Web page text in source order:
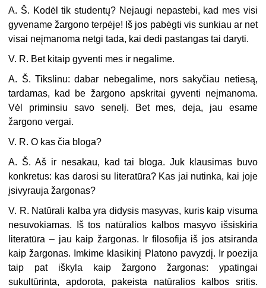
A. Š. Kodėl tik studentų? Nejaugi nepastebi, kad mes visi
gyvename žargono terpėje! Iš jos pabėgti vis sunkiau ar net
visai neįmanoma netgi tada, kai dedi pastangas tai daryti.
V. R. Bet kitaip gyventi mes ir negalime.
A. Š. Tikslinu: dabar nebegalime, nors sakyčiau netiesą,
tardamas, kad be žargono apskritai gyventi neįmanoma.
Vėl priminsiu savo senelį. Bet mes, deja, jau esame
žargono vergai.
V. R. O kas čia bloga?
A. Š. Aš ir nesakau, kad tai bloga. Juk klausimas buvo
konkretus: kas darosi su literatūra? Kas jai nutinka, kai joje
įsivyrauja žargonas?
V. R. Natūrali kalba yra didysis masyvas, kuris kaip visuma
nesuvokiamas. Iš tos natūralios kalbos masyvo išsiskiria
literatūra – jau kaip žargonas. Ir filosofija iš jos atsiranda
kaip žargonas. Imkime klasikinį Platono pavyzdį. Ir poezija
taip pat iškyla kaip žargono žargonas: ypatingai
sukultūrinta, apdorota, pakeista natūralios kalbos sritis.